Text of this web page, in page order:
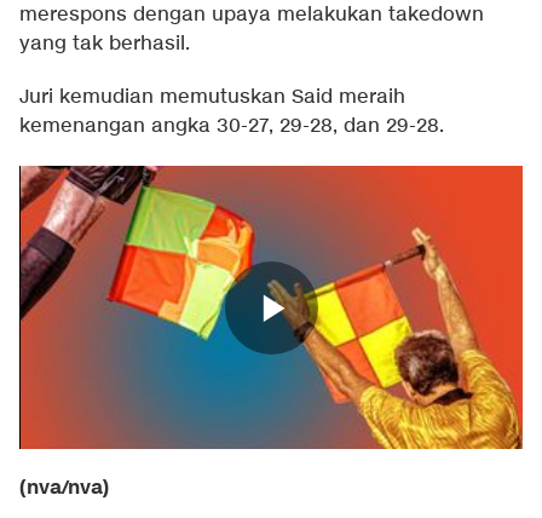
merespons dengan upaya melakukan takedown
yang tak berhasil.
Juri kemudian memutuskan Said meraih
kemenangan angka 30-27, 29-28, dan 29-28.
(nva/nva)